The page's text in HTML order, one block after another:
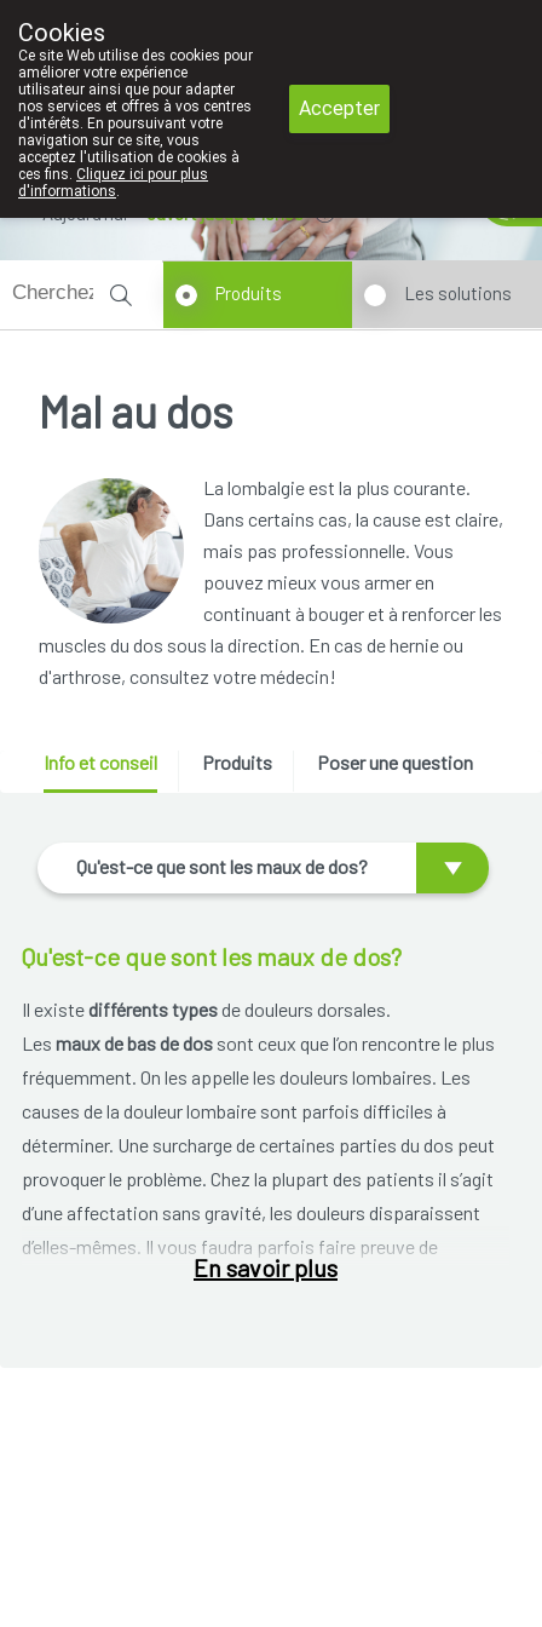
010/416070
Aujourd'hui ouvert jusqu'à 18h30
Produits Les solutions
Mal au dos
La lombalgie est la plus courante.
Dans certains cas, la cause est claire,
mais pas professionnelle. Vous
pouvez mieux vous armer en
continuant à bouger et à renforcer les
muscles du dos sous la direction. En cas de hernie ou
d'arthrose, consultez votre médecin!
Info et conseil Produits Poser une question
Qu'est-ce que sont les maux de dos?
Qu'est-ce que sont les maux de dos?
Il existedifférents typesde douleurs dorsales.
Les maux de bas de dossont ceux que l’on rencontre le plus
fréquemment. On les appelle les douleurs lombaires. Les
causes de la douleur lombaire sont parfois difficiles à
déterminer. Une surcharge de certaines parties du dos peut
provoquer le problème. Chez la plupart des patients il s’agit
d’une affectation sans gravité, les douleurs disparaissent
d’elles-mêmes. Il vous faudra parfois faire preuve de
patience et attendre 6 semaines avant de guérir.
En savoir plus
Cookies
Ce site Web utilise des cookies pour
améliorer votre expérience
utilisateur ainsi que pour adapter
nos services et offres à vos centres
d'intérêts. En poursuivant votre
navigation sur ce site, vous
acceptez l'utilisation de cookies à
ces fins. Cliquez ici pour plus
d'informations.
Accepter